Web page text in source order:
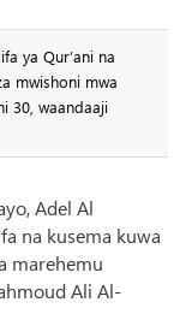
ya Qur’ani na
mwishoni mwa
30, waandaaji
Adel Al
na kusema kuwa
marehemu
Ali Al-